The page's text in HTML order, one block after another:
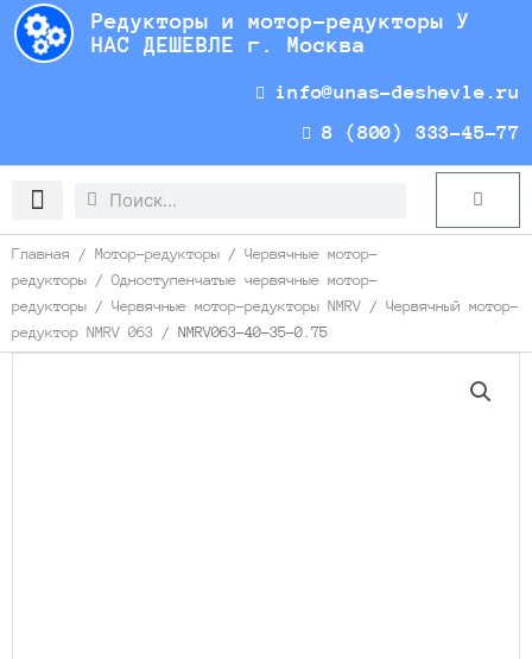
Перейти
содержимому
Редукторы и мотор-редукторы У
НАС ДЕШЕВЛЕ г. Москва
info@unas-deshevle.ru
8 (800) 333-45-77
Search
Search Cart
Главная / Мотор-редукторы / Червячные мотор-
редукторы / Одноступенчатые червячные мотор-
редукторы / Червячные мотор-редукторы NMRV / Червячный мотор-
редуктор NMRV 063 / NMRV063-40-35-0.75